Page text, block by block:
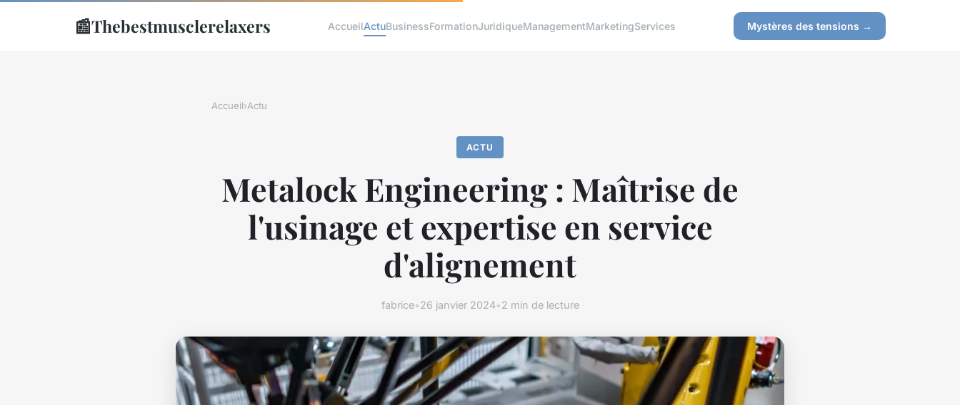
📰Thebestmusclerelaxers AccueilActuBusinessFormationJuridiqueManagementMarketingServices Mystères des tensions →
Accueil›Actu
ACTU
Metalock Engineering : Maîtrise de
l'usinage et expertise en service
d'alignement
fabrice•26 janvier 2024•2 min de lecture